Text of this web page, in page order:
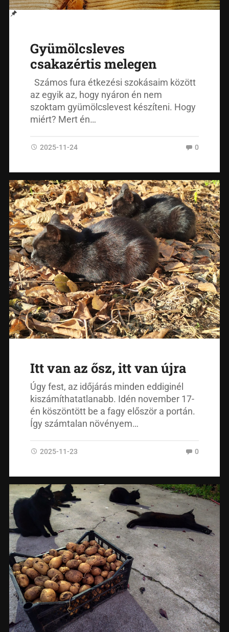
Gyümölcsleves
csakazértis melegen
Számos fura étkezési szokásaim között
az egyik az, hogy nyáron én nem
szoktam gyümölcslevest készíteni. Hogy
miért? Mert én…
2025-11-24 0
Itt van az ősz, itt van újra
Úgy fest, az időjárás minden eddiginél
kiszámíthatatlanabb. Idén november 17-
én köszöntött be a fagy először a portán.
Így számtalan növényem…
2025-11-23 0